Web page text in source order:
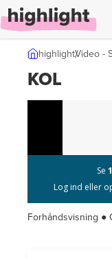
highlightVideo -
KOL
Forhåndsvisning ●